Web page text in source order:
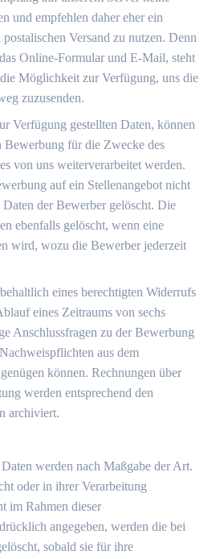
und empfehlen daher eher ein
Versand zu nutzen. Denn
Online-Formular und E-Mail, steht
Möglichkeit zur Verfügung, uns die
zuzusenden.
Verfügung gestellten Daten, können
Bewerbung für die Zwecke des
von uns weiterverarbeitet werden.
auf ein Stellenangebot nicht
der Bewerber gelöscht. Die
ebenfalls gelöscht, wenn eine
wird, wozu die Bewerber jederzeit
eines berechtigten Widerrufs
eines Zeitraums von sechs
Anschlussfragen zu der Bewerbung
aus dem
können. Rechnungen über
werden entsprechend den
archiviert.
werden nach Maßgabe der Art.
oder in ihrer Verarbeitung
im Rahmen dieser
angegeben, werden die bei
sobald sie für ihre